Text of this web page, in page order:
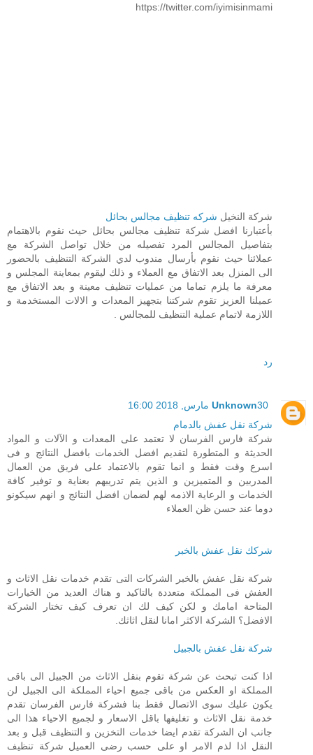
https://twitter.com/iyimisinmami
شركة النخيل شركه تنظيف مجالس بحائل
بأعتبارنا افضل شركة تنظيف مجالس بحائل حيث نقوم بالاهتمام
بتفاصيل المجالس المرد تفصيله من خلال تواصل الشركة مع
عملائنا حيث نقوم بأرسال مندوب لدي الشركة التنظيف بالحضور
الى المنزل بعد الاتفاق مع العملاء و ذلك ليقوم بمعاينة المجلس و
معرفة ما يلزم تماما من عمليات تنظيف معينة و بعد الاتفاق مع
عميلنا العزيز تقوم شركتنا بتجهيز المعدات و الالات المستخدمة و
اللازمة لاتمام عملية التنظيف للمجالس .
رد
Unknown30 مارس, 2018 16:00
شركة نقل عفش بالدمام
شركة فارس الفرسان لا تعتمد على المعدات و الآلات و المواد
الحديثة و المتطورة لتقديم افضل الخدمات بافضل النتائج و فى
اسرع وقت فقط و انما تقوم بالاعتماد على فريق من العمال
المدربين و المتميزين و الذين يتم تدريبهم بعناية و توفير كافة
الخدمات و الرعاية الاذمه لهم لضمان افضل النتائج و انهم سيكونو
دوما عند حسن ظن العملاء
شركك نقل عفش بالخبر
شركة نقل عفش بالخبر الشركات التى تقدم خدمات نقل الاثاث و
العفش فى المملكة متعددة بالتاكيد و هناك العديد من الخيارات
المتاحة امامك و لكن كيف لك ان تعرف كيف تختار الشركة
الافضل؟ الشركة الاكثر امانا لنقل اثاثك.
شركة نقل عفش بالجبيل
اذا كنت تبحث عن شركة تقوم بنقل الاثاث من الجبيل الى باقى
المملكة او العكس من باقى جميع احياء المملكة الى الجبيل لن
يكون عليك سوى الاتصال فقط بنا فشركة فارس الفرسان تقدم
خدمة نقل الاثاث و تغليفها باقل الاسعار و لجميع الاحياء هذا الى
جانب ان الشركة تقدم ايضا خدمات التخزين و التنظيف قبل و بعد
النقل اذا لذم الامر او على حسب رضى العميل شركة تنظيف